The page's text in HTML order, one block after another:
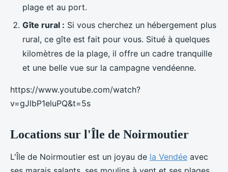
plage et au port.
Gîte rural : Si vous cherchez un hébergement plus
rural, ce gîte est fait pour vous. Situé à quelques
kilomètres de la plage, il offre un cadre tranquille
et une belle vue sur la campagne vendéenne.
https://www.youtube.com/watch?
v=gJlbP1eluPQ&t=5s
Locations sur l'Île de Noirmoutier
L'Île de Noirmoutier est un joyau de la Vendée avec